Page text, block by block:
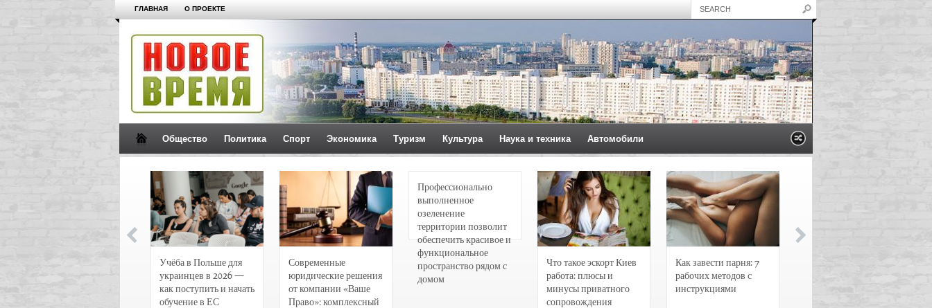
ГЛАВНАЯ О ПРОЕКТЕ
Общество Политика Спорт Экономика Туризм Культура Наука и техника Автомобили
Учёба в Польше для
украинцев в 2026 —
как поступить и начать
обучение в ЕС
Современные
юридические решения
от компании «Ваше
Право»: комплексный
Профессионально
выполненное
озеленение
территории позволит
обеспечить красивое и
функциональное
пространство рядом с
домом
Что такое эскорт Киев
работа: плюсы и
минусы приватного
сопровождения
Как завести парня: 7
рабочих методов с
инструкциями